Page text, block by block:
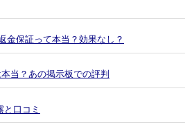
金保証って本当？効果なし？
当？あの掲示板での評判
口コミ